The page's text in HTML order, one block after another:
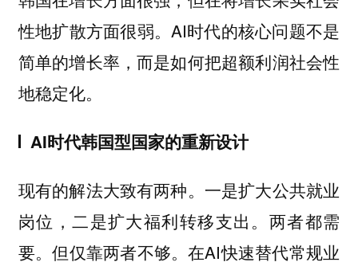
性地扩散方面很弱。AI时代的核心问题不是
简单的增长率，而是如何把超额利润社会性
地稳定化。
AI时代韩国型国家的重新设计
现有的解法大致有两种。一是扩大公共就业
岗位，二是扩大福利转移支出。两者都需
要。但仅靠两者不够。在AI快速替代常规业